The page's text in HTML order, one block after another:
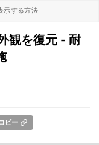
示する方法
観を復元 - 耐
ピー